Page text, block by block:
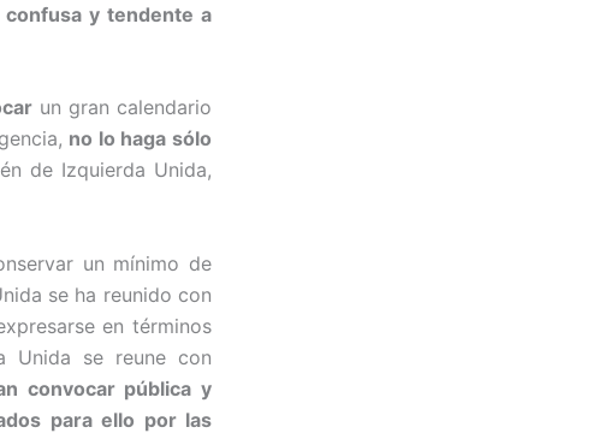
y tendente a
un gran calendario
no lo haga sólo
de Izquierda Unida,
un mínimo de
se ha reunido con
en términos
Unida se reune con
convocar pública y
para ello por las